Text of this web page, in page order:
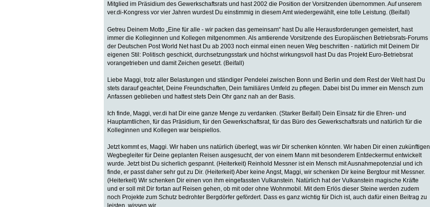
Mitglied im Präsidium des Gewerkschaftsrats und hast 2002 die Position der Vorsitzenden übernommen. Auf unserem
ver.di-Kongress vor vier Jahren wurdest Du einstimmig in diesem Amt wiedergewählt, eine tolle Leistung. (Beifall)
Getreu Deinem Motto „Eine für alle - wir packen das gemeinsam“ hast Du alle Herausforderungen gemeistert, hast
immer die Kolleginnen und Kollegen mitgenommen. Als amtierende Vorsitzende des Europäischen Betriebsrats-Forums
der Deutschen Post World Net hast Du ab 2003 noch einmal einen neuen Weg beschritten - natürlich mit Deinem Dir
eigenen Stil: Politisch geschickt, durchsetzungsstark und höchst wirkungsvoll hast Du das Projekt Euro-Betriebsrat
vorangetrieben und damit Zeichen gesetzt. (Beifall)
Liebe Maggi, trotz aller Belastungen und ständiger Pendelei zwischen Bonn und Berlin und dem Rest der Welt hast Du
stets darauf geachtet, Deine Freundschaften, Dein familiäres Umfeld zu pflegen. Dabei bist Du immer ein Mensch zum
Anfassen geblieben und hattest stets Dein Ohr ganz nah an der Basis.
Ich finde, Maggi, ver.di hat Dir eine ganze Menge zu verdanken. (Starker Beifall) Dein Einsatz für die Ehren- und
Hauptamtlichen, für das Präsidium, für den Gewerkschaftsrat, für das Büro des Gewerkschaftsrats und natürlich für die
Kolleginnen und Kollegen war beispiellos.
Jetzt kommt es, Maggi. Wir haben uns natürlich überlegt, was wir Dir schenken könnten. Wir haben Dir einen zukünftigen
Wegbegleiter für Deine geplanten Reisen ausgesucht, der von einem Mann mit besonderem Entdeckermut entwickelt
wurde. Jetzt bist Du sicherlich gespannt. (Heiterkeit) Reinhold Messner ist ein Mensch mit Ausnahmepotenzial und ich
finde, er passt daher sehr gut zu Dir. (Heiterkeit) Aber keine Angst, Maggi, wir schenken Dir keine Bergtour mit Messner.
(Heiterkeit) Wir schenken Dir einen von ihm eingefassten Vulkanstein. Natürlich hat der Vulkanstein magische Kräfte
und er soll mit Dir fortan auf Reisen gehen, ob mit oder ohne Wohnmobil. Mit dem Erlös dieser Steine werden zudem
noch Projekte zum Schutz bedrohter Bergdörfer gefördert. Dass es ganz wichtig für Dich ist, auch dafür einen Beitrag zu